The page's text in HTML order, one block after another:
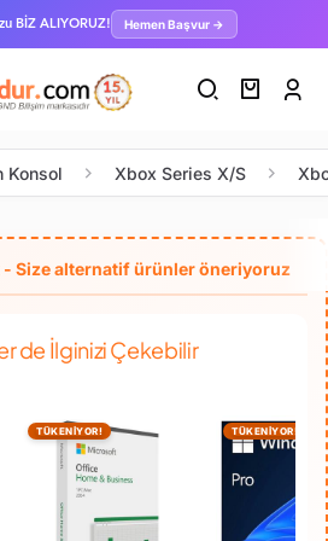
BİZ ALIYORUZ! Hemen Başvur →
Konsol Xbox Series X/S
de İlginizi Çekebilir
TÜKENİYOR! TÜKENİYOR!